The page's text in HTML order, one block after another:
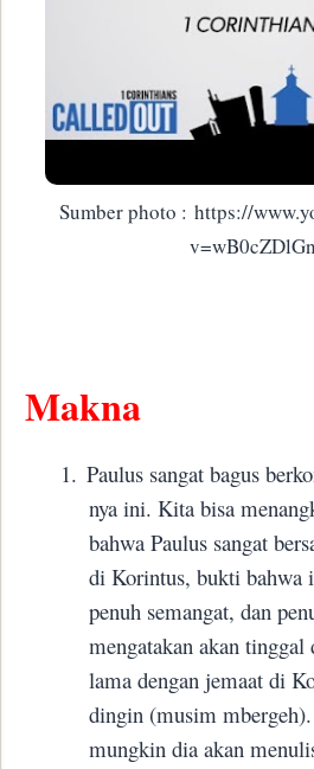
Sumber photo : https://
Makna
1. Paulus sangat bagus
nya ini. Kita bisa
bahwa Paulus sangat
di Korintus, bukti bahwa
penuh semangat, dan
mengatakan akan
lama dengan jemaat di
dingin (musim mbergeh).
mungkin dia akan